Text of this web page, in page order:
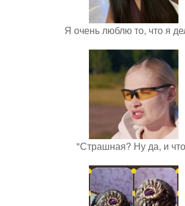
Я очень люблю то, что я
"Страшная? Ну да, и